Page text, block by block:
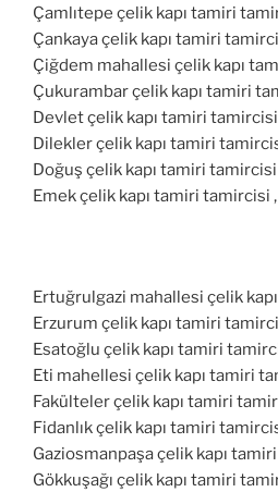
Çamlıtepe çelik kapı tamiri
Çankaya çelik kapı tamiri
Çiğdem mahallesi çelik kapı
Çukurambar çelik kapı tamiri
Devlet çelik kapı tamiri
Dilekler çelik kapı tamiri
Doğuş çelik kapı tamiri tamircisi
Emek çelik kapı tamiri tamircisi ,
Ertuğrulgazi mahallesi çelik
Erzurum çelik kapı tamiri
Esatoğlu çelik kapı tamiri
Eti mahellesi çelik kapı tamiri
Fakülteler çelik kapı tamiri
Fidanlık çelik kapı tamiri
Gaziosmanpaşa çelik kapı
Gökkuşağı çelik kapı tamiri